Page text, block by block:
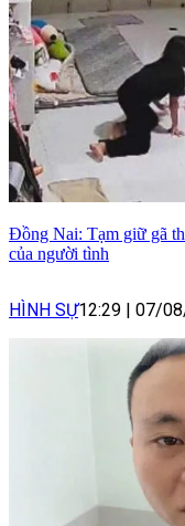
Đồng Nai: Tạm giữ gã
của người tình
HÌNH SỰ12:29 07/